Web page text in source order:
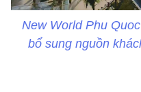
New World Phu
bổ sung nguồn